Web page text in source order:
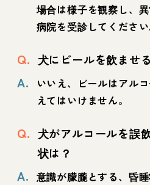
場合は様子を観察し、
病院を受診してください
Q. 犬にビールを飲ませ
A.
いいえ、ビールはアル
えてはいけません。
Q. 犬がアルコールを誤
状は？
A. 意識が朦朧とする、昏